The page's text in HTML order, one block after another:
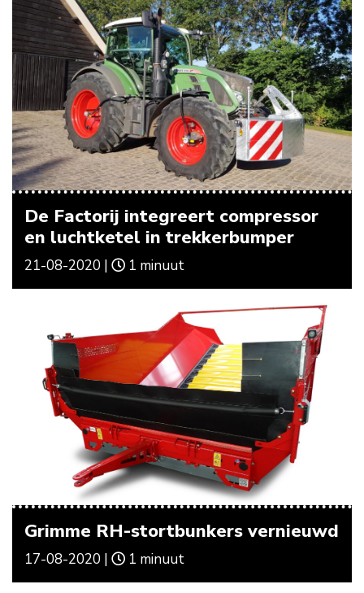
De Factorij integreert compressor
en luchtketel in trekkerbumper
21-08-2020 | 1 minuut
Grimme RH-stortbunkers vernieuwd
17-08-2020 | 1 minuut